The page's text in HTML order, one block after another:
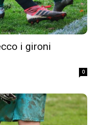
i gironi
0